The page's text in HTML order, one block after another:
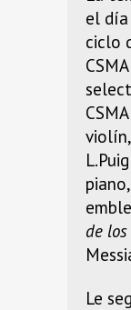
el día
ciclo
de
Le